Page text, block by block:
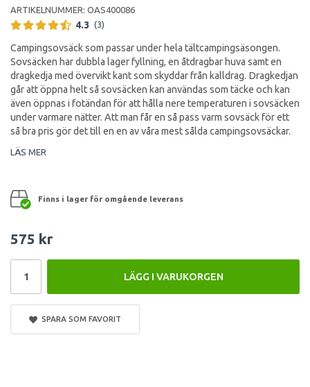
ARTIKELNUMMER: OAS400086
4.3 (3)
Campingsovsäck som passar under hela tältcampingsäsongen.
Sovsäcken har dubbla lager fyllning, en åtdragbar huva samt en
dragkedja med övervikt kant som skyddar från kalldrag. Dragkedjan
går att öppna helt så sovsäcken kan användas som täcke och kan
även öppnas i fotändan för att hålla nere temperaturen i sovsäcken
under varmare nätter. Att man får en så pass varm sovsäck för ett
så bra pris gör det till en en av våra mest sålda campingsovsäckar.
LÄS MER
Finns i lager för omgående leverans
575 kr
LÄGG I VARUKORGEN
SPARA SOM FAVORIT